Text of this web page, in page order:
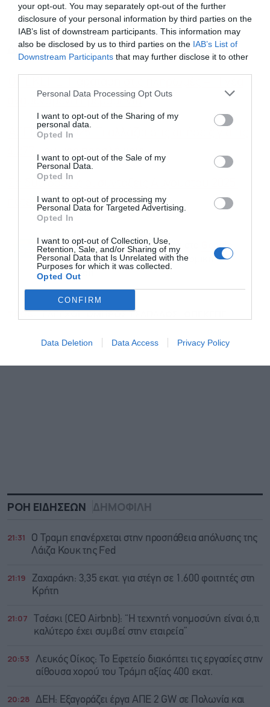
your opt-out. You may separately opt-out of the further
disclosure of your personal information by third parties on the
IAB’s list of downstream participants. This information may
also be disclosed by us to third parties on the IAB’s List of
Downstream Participants that may further disclose it to other
Personal Data Processing Opt Outs
I want to opt-out of the Sharing of my
personal data.
Opted In
I want to opt-out of the Sale of my
Personal Data.
Opted In
I want to opt-out of processing my
Personal Data for Targeted Advertising.
Opted In
I want to opt-out of Collection, Use,
Retention, Sale, and/or Sharing of my
Personal Data that Is Unrelated with the
Purposes for which it was collected.
Opted Out
CONFIRM
Data Deletion Data Access Privacy Policy
Διαβάστε επίσης
αναμενόμενη ημερομηνία
ΑΣΕΠ 2ΓΒ/2025: Τι αλλάζει στις αιτήσεις για τις
Σε δύο δόσεις οι συντάξεις Αυγούστου 2025,
πότε οι πληρωμές
Ακολουθήστε το Powergame.gr στο
Google
Newsγια άμεση και έγκυρη οικονομική
ενημέρωση!
TAGS: ΕΛΕΓΧΟΙ ΟΜΗΡΟΣ ΤΣΑΠΑΛΟΣ
ΡΟΗ ΕΙΔΗΣΕΩΝ ΔΗΜΟΦΙΛΗ
21:31
Ο Τραμπ επανέρχεται στην προσπάθεια απόλυσης της
Λάιζα Κουκ της Fed
21:19
Ζαχαράκη: 3,35 εκατ. για στέγη σε 1.600 φοιτητές στη
Κρήτη
21:07
Τσέσκι (CEO Airbnb): “Η τεχνητή νοημοσύνη είναι ό,τι
καλύτερο έχει συμβεί στην εταιρεία”
20:53
Λευκός Οίκος: Το Εφετείο διακόπτει τις εργασίες στην
αίθουσα χορού του Τράμπ αξίας 400 εκατ.
20:28 ΔΕΗ: Εξαγοράζει έργα ΑΠΕ 2 GW σε Πολωνία και